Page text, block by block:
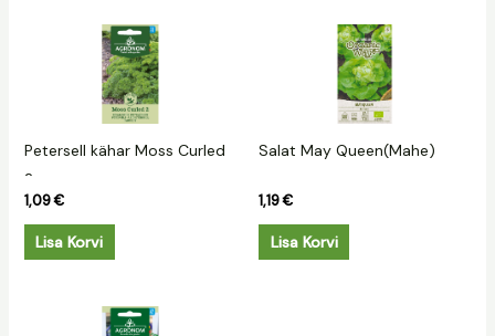
Petersell kähar Moss Curled
2
1,09€
Lisa Korvi
Salat May Queen(Mahe)
1,19€
Lisa Korvi